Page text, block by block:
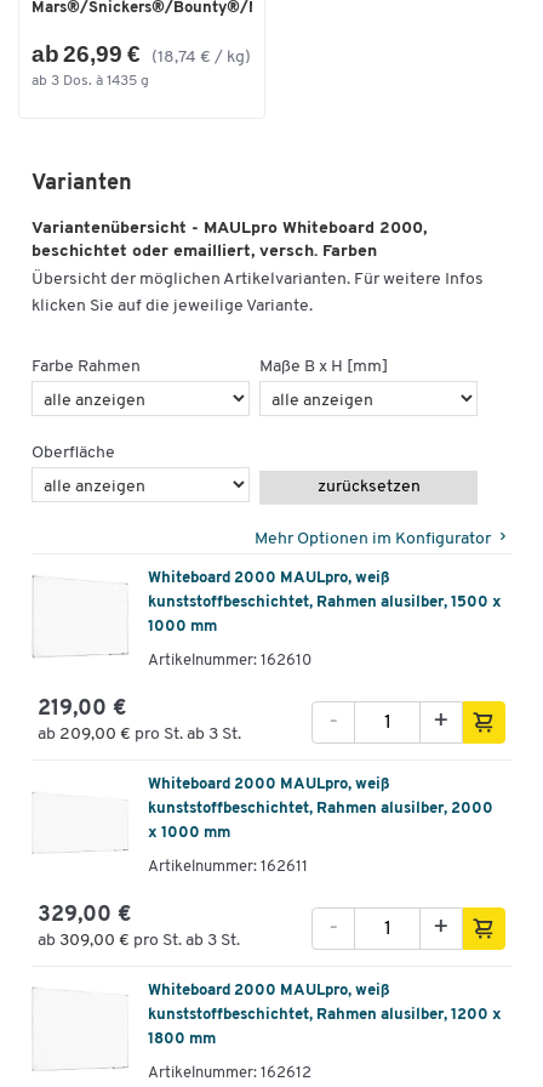
Mars®/Snickers®/Bounty®/M...
ab 26,99 € (18,74 € / kg)
ab 3 Dos. à 1435 g
Varianten
Variantenübersicht - MAULpro Whiteboard 2000,
beschichtet oder emailliert, versch. Farben
Übersicht der möglichen Artikelvarianten. Für weitere Infos
klicken Sie auf die jeweilige Variante.
Farbe Rahmen Maße B x H [mm]
Oberfläche
zurücksetzen
Mehr Optionen im Konfigurator
Whiteboard 2000 MAULpro, weiß
kunststoffbeschichtet, Rahmen alusilber, 1500 x
1000 mm
Artikelnummer: 162610
219,00 €
ab 209,00 € pro St. ab 3 St.
+
-
Whiteboard 2000 MAULpro, weiß
kunststoffbeschichtet, Rahmen alusilber, 2000
x 1000 mm
Artikelnummer: 162611
329,00 €
ab 309,00 € pro St. ab 3 St.
+
-
Whiteboard 2000 MAULpro, weiß
kunststoffbeschichtet, Rahmen alusilber, 1200 x
1800 mm
Artikelnummer: 162612
Zum Zoomen doppeltippen